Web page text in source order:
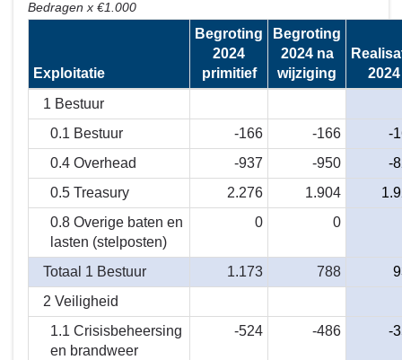
overzicht
toelichting
Kapitaallasten
programma
Bedragen x €1.000
Exploitatie
Begroting
2024
primitief
Begroting
2024 na
wijziging
2024
1 Bestuur
0.1 Bestuur
-166 -166
-
0.4 Overhead
-937 -950
-
0.5 Treasury
2.276 1.904
0.8 Overige baten en
lasten (stelposten)
0 0
Totaal 1 Bestuur 1.173 788
2 Veiligheid
1.1 Crisisbeheersing
en brandweer
-524 -486 -